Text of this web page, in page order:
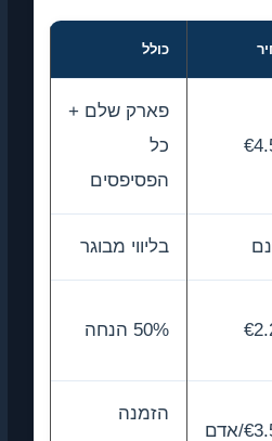
פארק שלם +
הפסיפסים
בליווי מבוגר
50% הנחה
הזמנה